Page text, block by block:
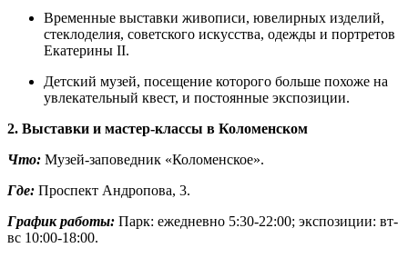
Временные выставки живописи, ювелирных изделий,
стеклоделия, советского искусства, одежды и портретов
Екатерины II.
Детский музей, посещение которого больше похоже на
увлекательный квест, и постоянные экспозиции.
2. Выставки и мастер-классы в Коломенском
Что: Музей-заповедник «Коломенское».
Где: Проспект Андропова, 3.
График работы: Парк: ежедневно 5:30-22:00; экспозиции: вт-
вс 10:00-18:00.